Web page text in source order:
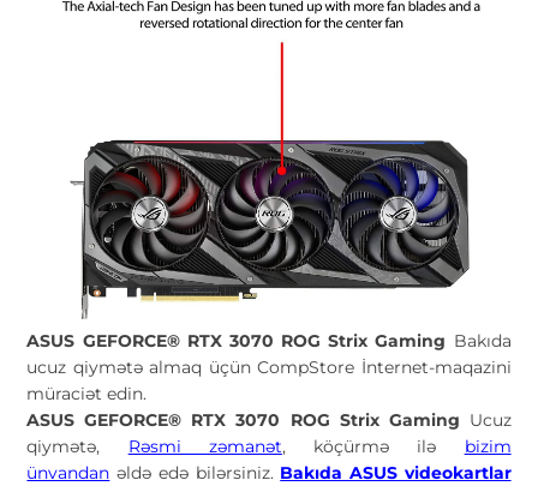
ASUS GEFORCE® RTX 3070 ROG Strix Gaming Bakıda
ucuz qiymətə almaq üçün CompStore İnternet-maqazini
müraciət edin.
ASUS GEFORCE® RTX 3070 ROG Strix Gaming Ucuz
qiymətə, Rəsmi zəmanət, köçürmə ilə bizim
ünvandan əldə edə bilərsiniz. Bakıda ASUS videokartlar